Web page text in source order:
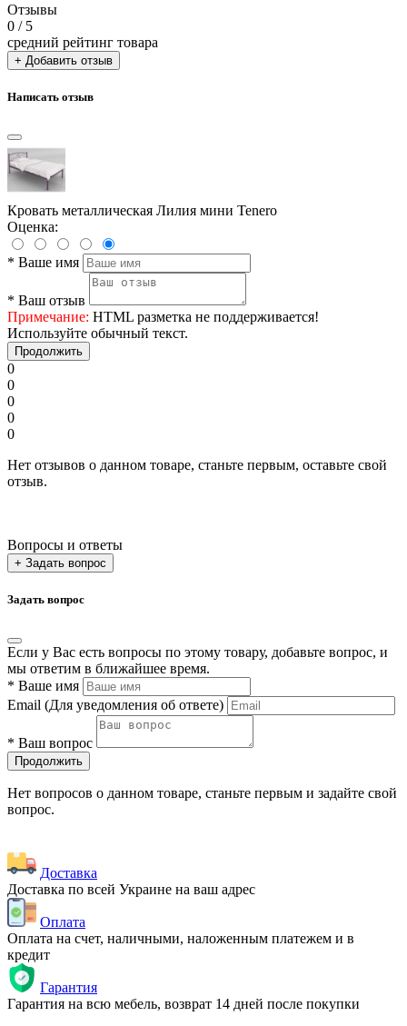
Отзывы
0 / 5
средний рейтинг товара
+ Добавить отзыв
Написать отзыв
Кровать металлическая Лилия мини Tenero
Оценка:
* Ваше имя
* Ваш отзыв
Примечание: HTML разметка не поддерживается!
Используйте обычный текст.
Продолжить
0
0
0
0
0
Нет отзывов о данном товаре, станьте первым, оставьте свой
отзыв.
Вопросы и ответы
+ Задать вопрос
Задать вопрос
Если у Вас есть вопросы по этому товару, добавьте вопрос, и
мы ответим в ближайшее время.
* Ваше имя
Email (Для уведомления об ответе)
* Ваш вопрос
Продолжить
Нет вопросов о данном товаре, станьте первым и задайте свой
вопрос.
Доставка
Доставка по всей Украине на ваш адрес
Оплата
Оплата на счет, наличными, наложенным платежем и в
кредит
Гарантия
Гарантия на всю мебель, возврат 14 дней после покупки